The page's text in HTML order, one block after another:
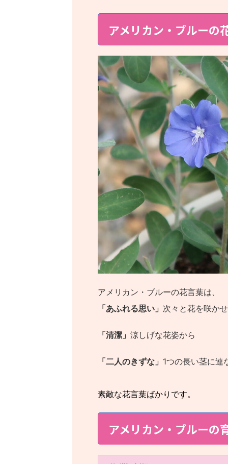
アメリカン・ブルーの
アメリカン・ブルーの花言葉は、
「あふれる思い」 次々と花を咲か
「清潔」 涼しげな花姿から
「二人のきずな」 1つの長い茎に連
素敵な花言葉ばかりです。
アメリカン・ブルーの